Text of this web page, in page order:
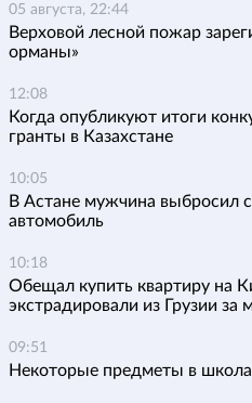
05 августа, 22:44
Верховой лесной пожар
орманы»
12:08
Когда опубликуют итоги
гранты в Казахстане
10:05
В Астане мужчина выбросил
автомобиль
10:18
Обещал купить квартиру на
экстрадировали из Грузии за
09:51
Некоторые предметы в